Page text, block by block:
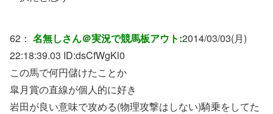
62： 名無しさん＠実況で競馬板アウト:2014/03/03(月)
22:18:39.03 ID:dsCfWgKl0
この馬で何円儲けたことか
皐月賞の直線が個人的に好き
岩田が良い意味で攻める(物理攻撃はしない)騎乗をしてた